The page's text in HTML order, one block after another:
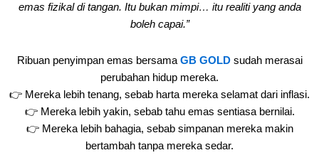
emas fizikal di tangan. Itu bukan mimpi… itu realiti yang anda
boleh capai.”
Ribuan penyimpan emas bersama GB GOLDsudah merasai
perubahan hidup mereka.
👉 Mereka lebih tenang, sebab harta mereka selamat dari inflasi.
👉 Mereka lebih yakin, sebab tahu emas sentiasa bernilai.
👉 Mereka lebih bahagia, sebab simpanan mereka makin
bertambah tanpa mereka sedar.